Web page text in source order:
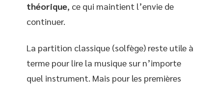
théorique, ce qui maintient l’envie de
continuer.
La partition classique (solfège) reste utile à
terme pour lire la musique sur n’importe
quel instrument. Mais pour les premières